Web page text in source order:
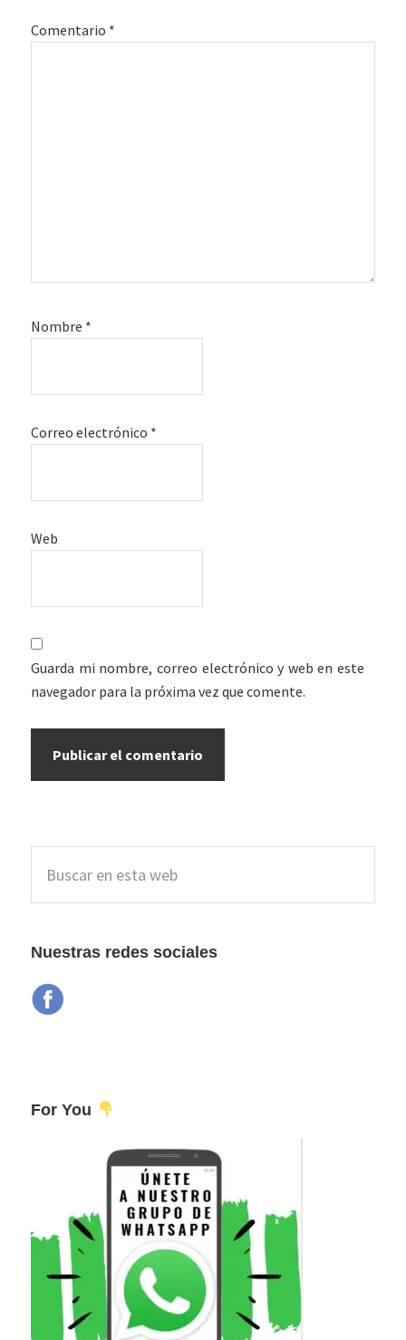
Comentario *
Nombre *
Correo electrónico *
Web
Guarda mi nombre, correo electrónico y web en este
navegador para la próxima vez que comente.
Barra
lateral
esta
Nuestras redes sociales
For You